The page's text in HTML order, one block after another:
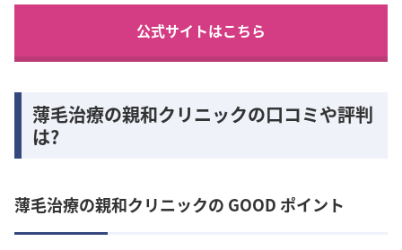
公式サイトはこちら
薄毛治療の親和クリニックの口コミや評判
は?
薄毛治療の親和クリニックの GOOD ポイント